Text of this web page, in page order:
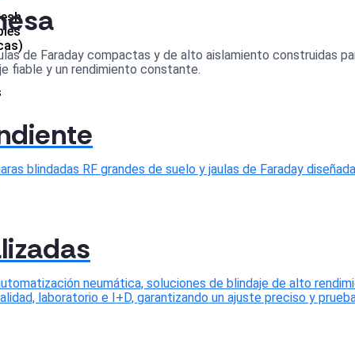
de Faraday compactas y de alto aislamiento construidas
fiable y un rendimiento constante.
blindadas RF grandes de suelo y jaulas de Faraday
neumática, soluciones de blindaje de alto
laboratorio e I+D, garantizando un ajuste preciso y